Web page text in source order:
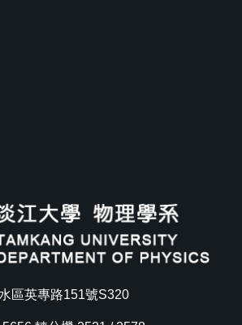
區英專路151號S320